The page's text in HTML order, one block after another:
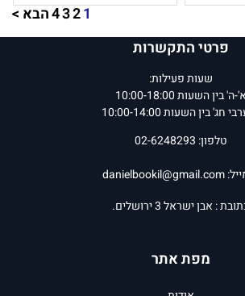
1
2
3
4הבא >
פרטי התקשרות
שעות פעילות:
א'-ה' בין השעות 10:00-18:00
חג' בין השעות 10:00-14:00
טלפון: 02-6248293
danielbookil@gmail.com
: אבן ישראל 3 ירושלים.
מפת אתר